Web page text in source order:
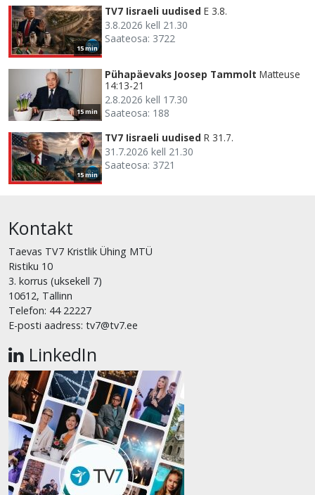
15 min
TV7 Iisraeli uudised E 3.8.
3.8.2026 kell 21.30
Saateosa: 3722
15 min
Pühapäevaks Joosep Tammolt Matteuse
14:13-21
2.8.2026 kell 17.30
Saateosa: 188
15 min
TV7 Iisraeli uudised R 31.7.
31.7.2026 kell 21.30
Saateosa: 3721
Kontakt
Taevas TV7 Kristlik Ühing MTÜ
Ristiku 10
3. korrus (uksekell 7)
10612, Tallinn
Telefon: 44 22227
E-posti aadress: tv7@tv7.ee
LinkedIn